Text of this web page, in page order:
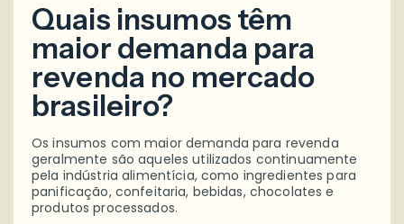
Quais insumos têm
maior demanda para
revenda no mercado
brasileiro?
Os insumos com maior demanda para revenda
geralmente são aqueles utilizados continuamente
pela indústria alimentícia, como ingredientes para
panificação, confeitaria, bebidas, chocolates e
produtos processados.